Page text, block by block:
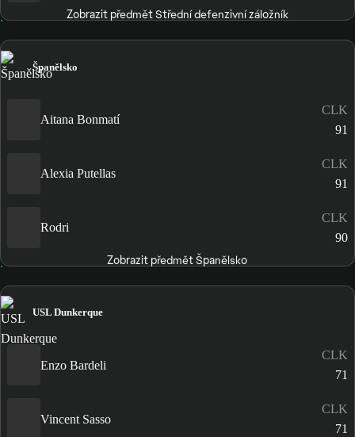
Zobrazit předmět Střední defenzivní záložník
Španělsko
Aitana Bonmatí
CLK
91
Alexia Putellas
CLK
91
Rodri
CLK
90
Zobrazit předmět Španělsko
USL Dunkerque
Enzo Bardeli
CLK
71
Vincent Sasso
CLK
71